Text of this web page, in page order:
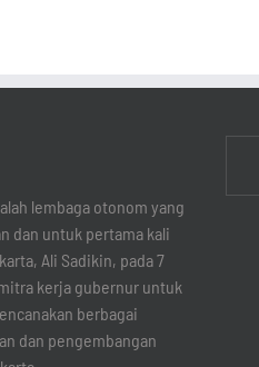
lembaga otonom yang
dan untuk pertama kali
Ali Sadikin, pada 7
kerja gubernur untuk
berbagai
dan pengembangan